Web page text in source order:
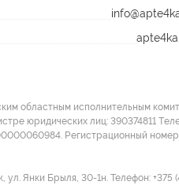
областным исполнительным
юридических лиц: 390374811
Регистрационный
Янки Брыля, 30-1н. Телефон: